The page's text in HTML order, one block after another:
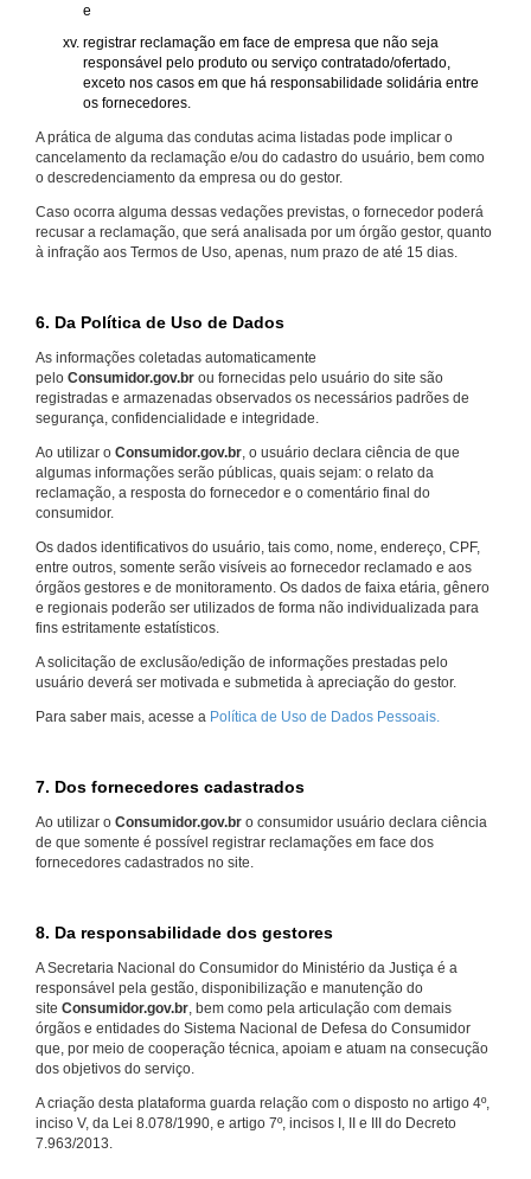
e
registrar reclamação em face de empresa que não seja
responsável pelo produto ou serviço contratado/ofertado,
exceto nos casos em que há responsabilidade solidária entre
os fornecedores.
A prática de alguma das condutas acima listadas pode implicar o
cancelamento da reclamação e/ou do cadastro do usuário, bem como
o descredenciamento da empresa ou do gestor.
Caso ocorra alguma dessas vedações previstas, o fornecedor poderá
recusar a reclamação, que será analisada por um órgão gestor, quanto
à infração aos Termos de Uso, apenas, num prazo de até 15 dias.
6. Da Política de Uso de Dados
As informações coletadas automaticamente
pelo Consumidor.gov.br ou fornecidas pelo usuário do site são
registradas e armazenadas observados os necessários padrões de
segurança, confidencialidade e integridade.
Ao utilizar o Consumidor.gov.br , o usuário declara ciência de que
algumas informações serão públicas, quais sejam: o relato da
reclamação, a resposta do fornecedor e o comentário final do
consumidor.
Os dados identificativos do usuário, tais como, nome, endereço, CPF,
entre outros, somente serão visíveis ao fornecedor reclamado e aos
órgãos gestores e de monitoramento. Os dados de faixa etária, gênero
e regionais poderão ser utilizados de forma não individualizada para
fins estritamente estatísticos.
A solicitação de exclusão/edição de informações prestadas pelo
usuário deverá ser motivada e submetida à apreciação do gestor.
Para saber mais, acesse a Política de Uso de Dados Pessoais.
7. Dos fornecedores cadastrados
Ao utilizar o Consumidor.gov.br o consumidor usuário declara ciência
de que somente é possível registrar reclamações em face dos
fornecedores cadastrados no site.
8. Da responsabilidade dos gestores
A Secretaria Nacional do Consumidor do Ministério da Justiça é a
responsável pela gestão, disponibilização e manutenção do
site Consumidor.gov.br, bem como pela articulação com demais
órgãos e entidades do Sistema Nacional de Defesa do Consumidor
que, por meio de cooperação técnica, apoiam e atuam na consecução
dos objetivos do serviço.
A criação desta plataforma guarda relação com o disposto no artigo 4º,
inciso V, da Lei 8.078/1990, e artigo 7º, incisos I, II e III do Decreto
7.963/2013.